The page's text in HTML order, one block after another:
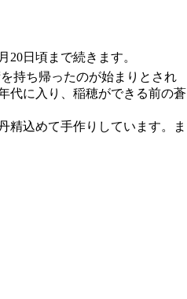
日頃まで続きます。
持ち帰ったのが始まりとされ
代に入り、稲穂ができる前の蒼
精込めて手作りしています。ま